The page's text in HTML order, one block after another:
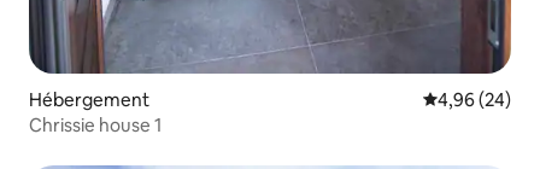
Hébergement Évaluation
4,96 (24)
Chrissie house 1